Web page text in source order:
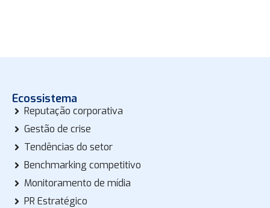
Ecossistema
Reputação corporativa
Gestão de crise
Tendências do setor
Benchmarking competitivo
Monitoramento de mídia
PR Estratégico